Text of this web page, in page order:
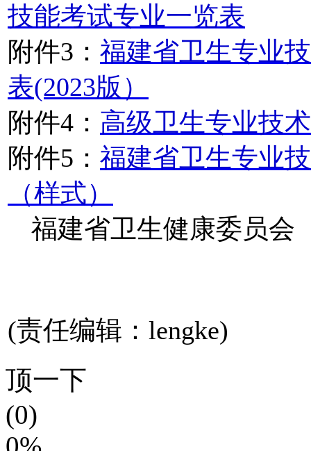
技能考试专业一览表
附件3： 福建省卫生专业
表(2023版）
附件4： 高级卫生专业技
附件5： 福建省卫生专业
（样式）
福建省卫生健康委员
(责任编辑：lengke)
顶一下
(0)